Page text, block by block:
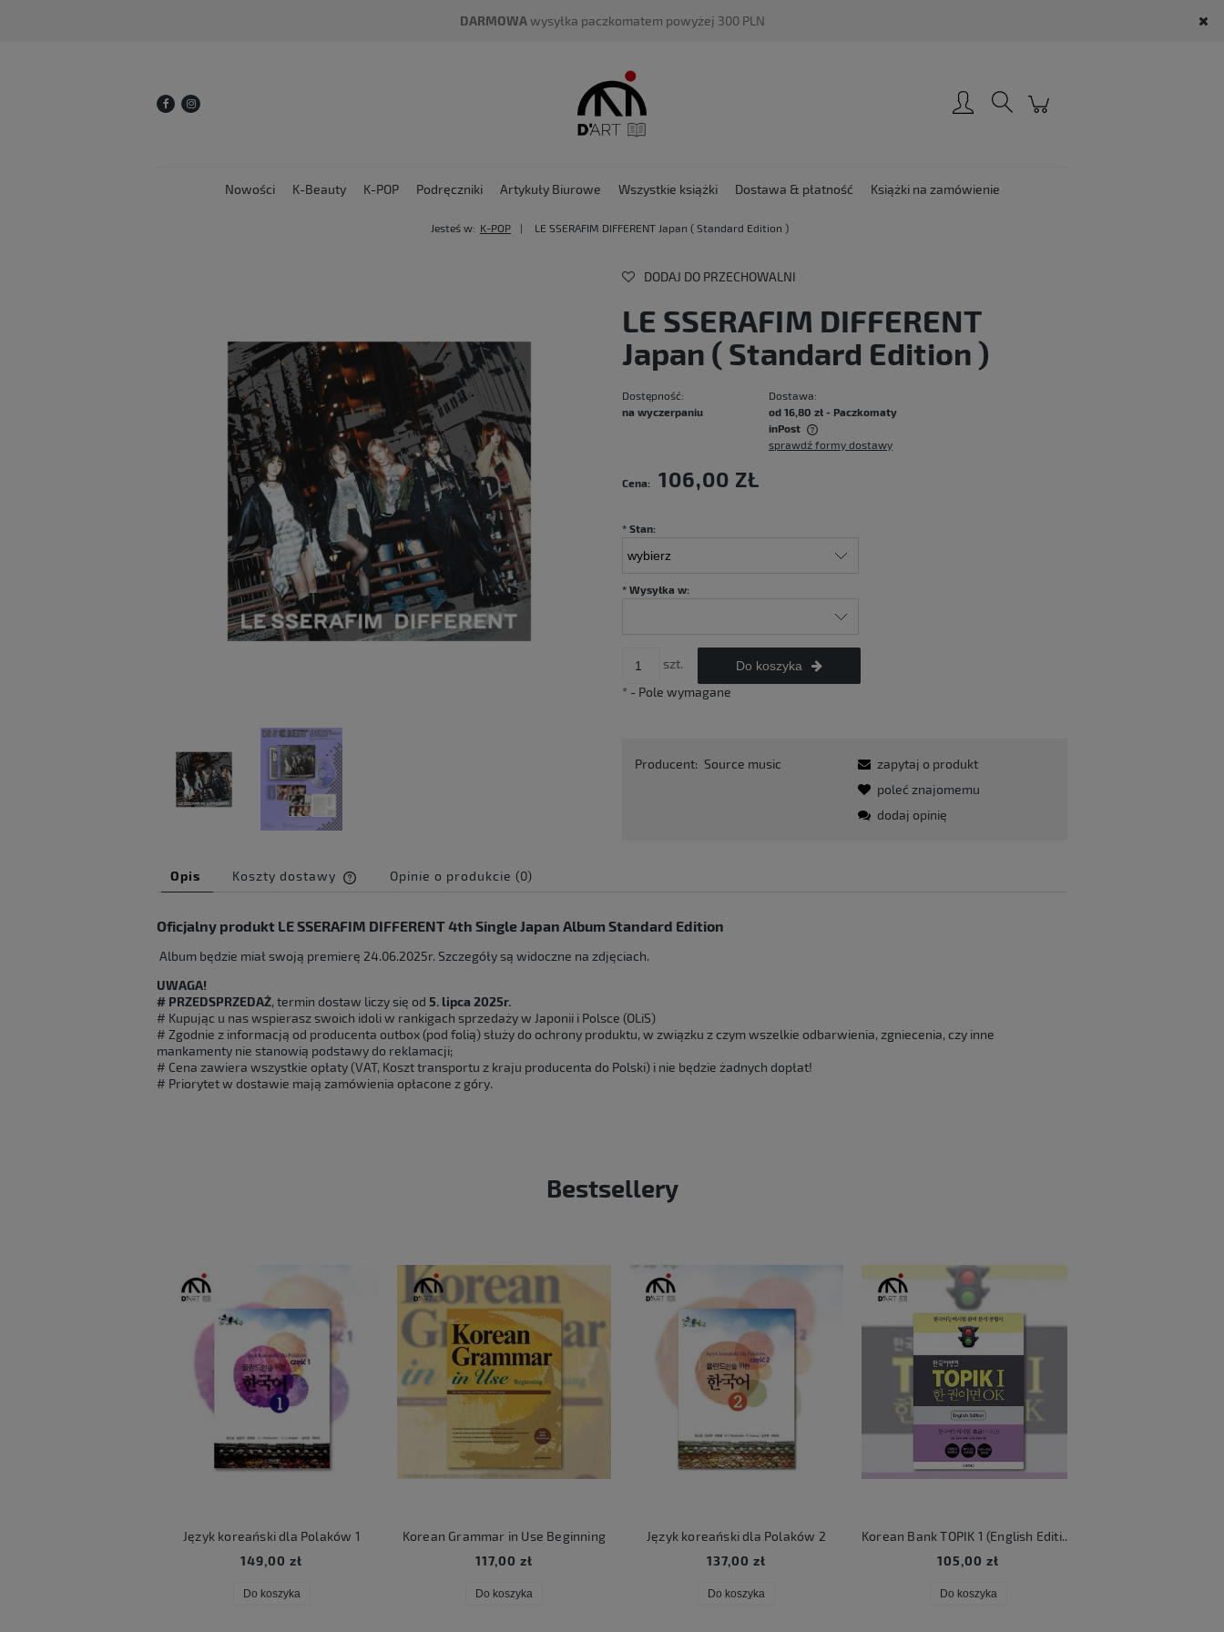
DARMOWAwysyłka paczkomatem powyżej 300 PLN
Nowości K-Beauty K-POP Podręczniki Artykuły Biurowe Wszystkie książki Dostawa & płatność Książki na zamówienie
Jesteś w: K-POP LE SSERAFIM DIFFERENT Japan ( Standard Edition )
DODAJ DO PRZECHOWALNI
LE SSERAFIM DIFFERENT
Japan ( Standard Edition )
Dostępność:
na wyczerpaniu
Dostawa:
od 16,80 zł - Paczkomaty
inPost
płatności
sprawdź formy dostawy
Cena: 106,00 ZŁ
*Stan:
*Wysyłka w:
szt. Do koszyka
*- Pole wymagane
Producent: Source music
zapytaj o produkt
poleć znajomemu
dodaj opinię
Opis Koszty dostawy
Cena nie zawiera ewentualnych
Opinie o produkcie (0)
Oficjalny produkt LE SSERAFIM DIFFERENT 4th Single Japan Album Standard Edition
Album będzie miał swoją premierę 24.06.2025r. Szczegóły są widoczne na zdjęciach.
UWAGA!
# PRZEDSPRZEDAŻ, termin dostaw liczy się od 5. lipca 2025r.
# Kupując u nas wspierasz swoich idoli w rankigach sprzedaży w Japonii i Polsce (OLiS)
# Zgodnie z informacją od producenta outbox (pod folią) służy do ochrony produktu, w związku z czym wszelkie odbarwienia, zgniecenia, czy inne
mankamenty nie stanowią podstawy do reklamacji;
# Cena zawiera wszystkie opłaty (VAT, Koszt transportu z kraju producenta do Polski) i nie będzie żadnych dopłat!
# Priorytet w dostawie mają zamówienia opłacone z góry.
Bestsellery
Język koreański dla Polaków 1
149,00 zł
Do koszyka
Korean Grammar in Use Beginning
117,00 zł
Do koszyka
Język koreański dla Polaków 2
137,00 zł
Do koszyka
Korean Bank TOPIK 1 (English Edition)
105,00 zł
Do koszyka